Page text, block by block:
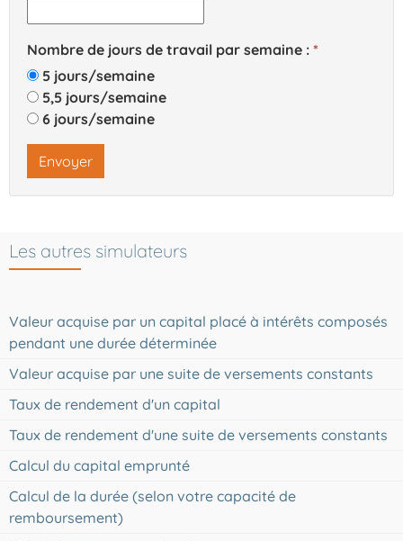
Nombre de jours de travail par semaine :
5 jours/semaine
5,5 jours/semaine
6 jours/semaine
Envoyer
Les autres simulateurs
Valeur acquise par un capital placé à intérêts composés
pendant une durée déterminée
Valeur acquise par une suite de versements constants
Taux de rendement d'un capital
Taux de rendement d'une suite de versements constants
Calcul du capital emprunté
Calcul de la durée (selon votre capacité de
remboursement)